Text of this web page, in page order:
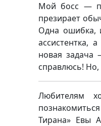
Мой босс —
презирает
Одна ошибка,
ассистентка,
новая
справлюсь!
Любителям
Тирана» Евы